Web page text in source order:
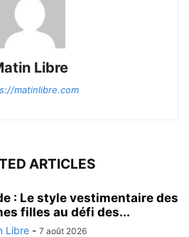
Libre
matinlibre.com
ARTICLES
: Le style vestimentaire des
filles au défi des...
Libre - 7 août 2026